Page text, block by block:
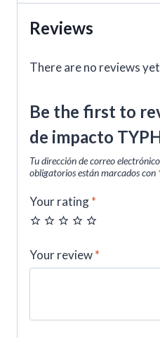
Reviews
There are no reviews
Be the first to
de impacto
Tu dirección de correo
obligatorios están marcados con
Your rating*
Your review*